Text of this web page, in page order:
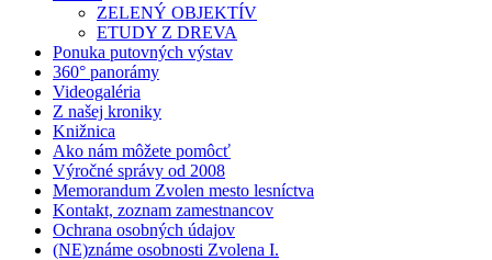
ZELENÝ OBJEKTÍV
ETUDY Z DREVA
Ponuka putovných výstav
360° panorámy
Videogaléria
Z našej kroniky
Knižnica
Ako nám môžete pomôcť
Výročné správy od 2008
Memorandum Zvolen mesto lesníctva
Kontakt, zoznam zamestnancov
Ochrana osobných údajov
(NE)známe osobnosti Zvolena I.